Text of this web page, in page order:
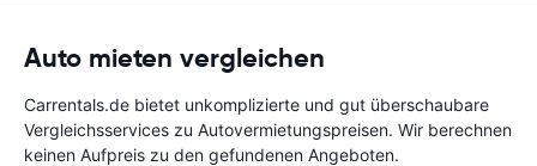
Auto mieten vergleichen
Carrentals.de bietet unkomplizierte und gut überschaubare
Vergleichsservices zu Autovermietungspreisen. Wir berechnen
keinen Aufpreis zu den gefundenen Angeboten.